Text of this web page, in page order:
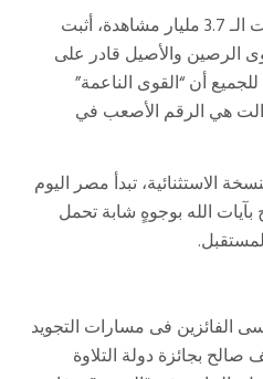
بأرقام فاقت التوقعات، تجاوزت الـ 3.7 مليار مشاهدة، أثبت
الرصين والأصيل قادر على
أن “القوى الناعمة”
هي الرقم الأصعب في
الاستثنائية، تبدأ مصر اليوم
الله بوجوهٍ شابة تحمل
الفائزين فى مسارات التجويد
بجائزة دولة التلاوة